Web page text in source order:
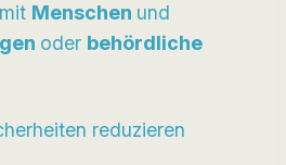
Menschen und
oder behördliche
reduzieren